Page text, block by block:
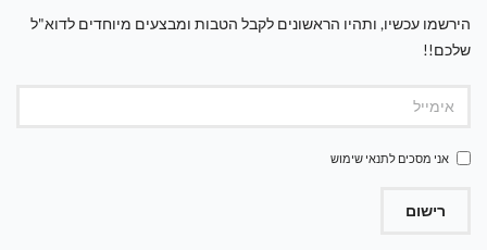
הירשמו עכשיו, ותהיו הראשונים לקבל הטבות ומבצעים מיוחדים לדוא"ל
שלכם!!
אני מסכים לתנאי שימוש
רישום